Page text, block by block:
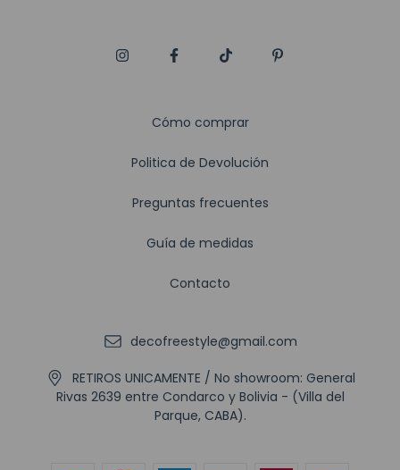
Cómo comprar
Politica de Devolución
Preguntas frecuentes
Guía de medidas
Contacto
decofreestyle@gmail.com
RETIROS UNICAMENTE / No showroom: General
Rivas 2639 entre Condarco y Bolivia - (Villa del
Parque, CABA).